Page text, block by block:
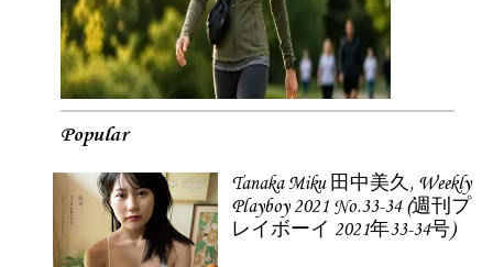
Popular
Tanaka Miku 田中美久, Weekly
Playboy 2021 No.33-34 (週刊プ
レイボーイ 2021年33-34号)